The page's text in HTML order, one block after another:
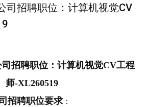
司招聘职位：计算机视觉CV
招聘职位：计算机视觉CV工程
师-XL260519
招聘职位要求 ：